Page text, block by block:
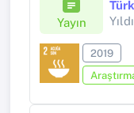
Yayın
2019